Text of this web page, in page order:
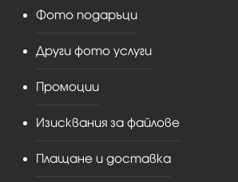
Фото подаръци
Други фото услуги
Промоции
Изисквания за файлове
Плащане и доставка